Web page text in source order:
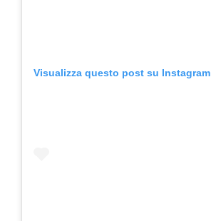
Visualizza questo post su Instagram